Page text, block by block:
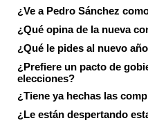
¿Ve a Pedro Sánchez
¿Qué opina de la nueva
¿Qué le pides al nuevo
¿Prefiere un pacto de
elecciones?
¿Tiene ya hechas las
¿Le están despertando